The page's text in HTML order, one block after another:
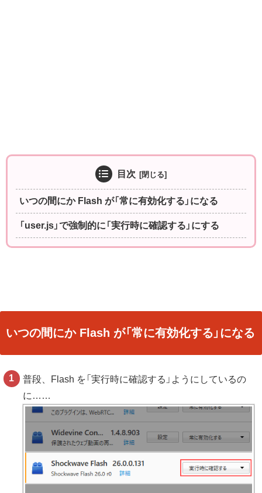
目次
いつの間にか Flash が「常に有効化する」になる
「user.js」で強制的に「実行時に確認する」にする
いつの間にか Flash が「常に有効化する」になる
普段、Flash を「実行時に確認する」ようにしているの
に……